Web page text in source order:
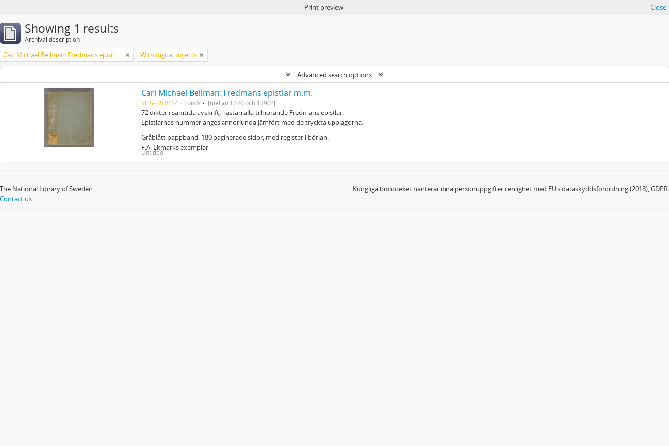
Print preview Close
Showing 1 results
Archival description
Carl Michael Bellman: Fredmans epistlar m.m. With digital objects
Advanced search options
Carl Michael Bellman: Fredmans epistlar m.m.
SE S-HS Vf27 Fonds [mellan 1770 och 1790?]
72 dikter i samtida avskrift, nästan alla tillhörande Fredmans epistlar.
Epistlarnas nummer anges annorlunda jämfört med de tryckta upplagorna.
Gråblått pappband. 180 paginerade sidor, med register i början.
F.A. Ekmarks exemplar
Untitled
The National Library of Sweden
Contact us
Kungliga biblioteket hanterar dina personuppgifter i enlighet med EU:s dataskyddsförordning (2018), GDPR.